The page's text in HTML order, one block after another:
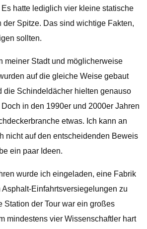
hatte lediglich vier kleine statische
der Spitze. Das sind wichtige Fakten,
sollten.
meiner Stadt und möglicherweise
auf die gleiche Weise gebaut
die Schindeldächer hielten genauso
in den 1990er und 2000er Jahren
etwas. Ich kann an
nicht auf den entscheidenden Beweis
ein paar Ideen.
wurde ich eingeladen, eine Fabrik
Einfahrtsversiegelungen zu
Station der Tour war ein großes
mindestens vier Wissenschaftler hart